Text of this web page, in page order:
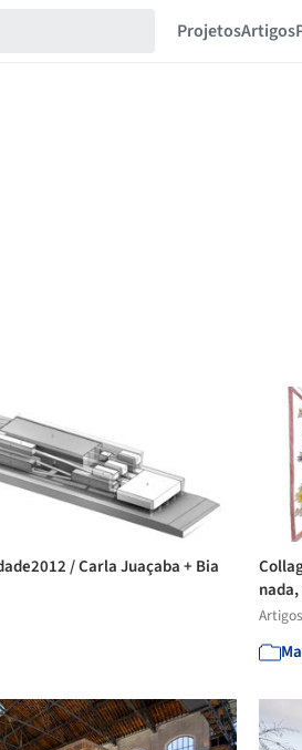
ProjetosArtigos
/ Carla Juaçaba + Bia
Artigos